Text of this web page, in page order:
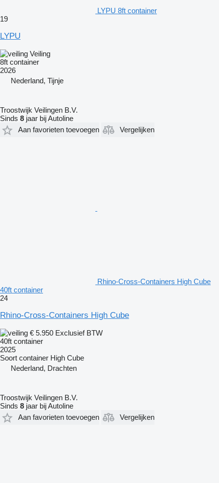
LYPU 8ft container
19
LYPU
Veiling
8ft container
2026
Nederland, Tijnje
Troostwijk Veilingen B.V.
Sinds 8 jaar bij Autoline
Aan favorieten toevoegen
Vergelijken
Rhino-Cross-Containers High Cube
40ft container
24
Rhino-Cross-Containers High Cube
€ 5.950 Exclusief BTW
40ft container
2025
Soort container High Cube
Nederland, Drachten
Troostwijk Veilingen B.V.
Sinds 8 jaar bij Autoline
Aan favorieten toevoegen
Vergelijken